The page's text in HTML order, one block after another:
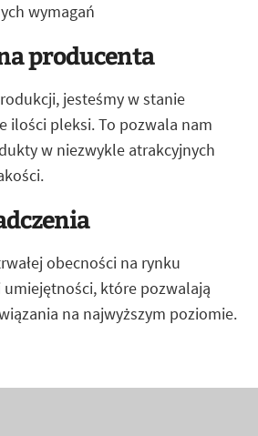
wymagań
producenta
jesteśmy w stanie
ilości pleksi. To pozwala nam
w niezwykle atrakcyjnych
obecności na rynku
które pozwalają
na najwyższym poziomie.